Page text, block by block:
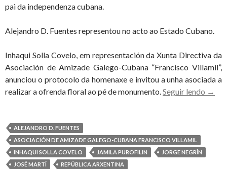
pai da independenza cubana.
Alejandro D. Fuentes representou no acto ao Estado Cubano.
Inhaqui Solla Covelo, em representación da Xunta Directiva da
Asociación de Amizade Galego-Cubana “Francisco Villamil”,
anunciou o protocolo da homenaxe e invitou a unha asociada a
realizar a ofrenda floral ao pé de monumento.Seguir lendo →
ALEJANDRO D. FUENTES
ASOCIACIÓN DE AMIZADE GALEGO-CUBANA FRANCISCO VILLAMIL
INHAQUI SOLLA COVELO
JAMILA PUROFILIN
JORGE NEGRÍN
JOSÉ MARTÍ
REPÚBLICA ARXENTINA